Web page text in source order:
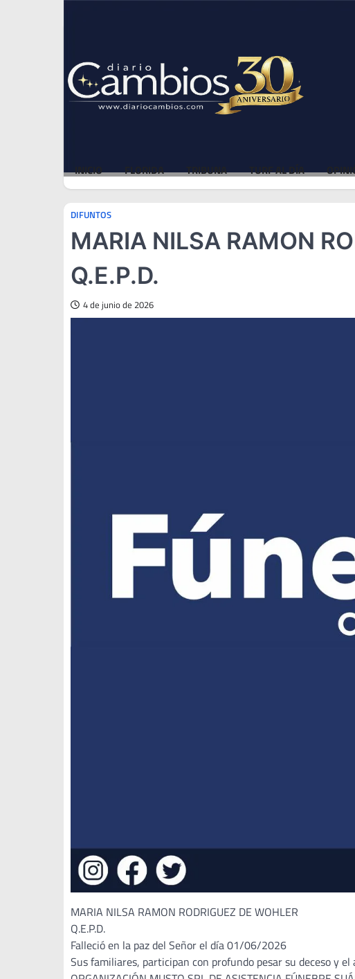
INICIO FLORIDA TRIBUNA TURF AL DÍA
DIFUNTOS
MARIA NILSA RAMON
Q.E.P.D.
4 de junio de 2026
MARIA NILSA RAMON RODRIGUEZ DE WOHLER
Q.E.P.D.
Falleció en la paz del Señor el día 01/06/2026
Sus familiares, participan con profundo pesar su deceso y